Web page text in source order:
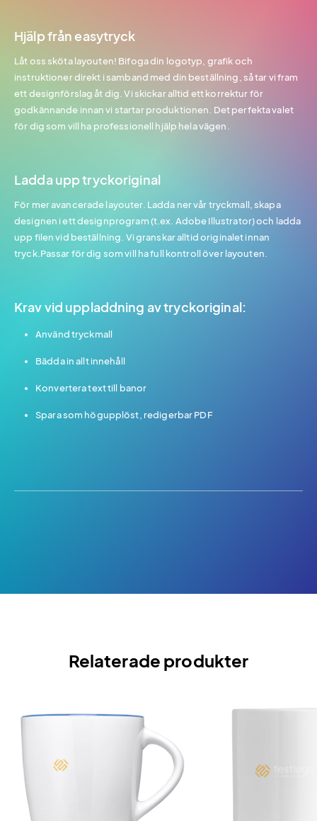
Hjälp från easytryck
Låt oss sköta layouten! Bifoga din logotyp, grafik och
instruktioner direkt i samband med din beställning, så tar vi fram
ett designförslag åt dig. Vi skickar alltid ett korrektur för
godkännande innan vi startar produktionen. Det perfekta valet
för dig som vill ha professionell hjälp hela vägen.
Ladda upp tryckoriginal
För mer avancerade layouter. Ladda ner vår tryckmall, skapa
designen i ett designprogram (t.ex. Adobe Illustrator) och ladda
upp filen vid beställning. Vi granskar alltid originalet innan
tryck.Passar för dig som vill ha full kontroll över layouten.
Krav vid uppladdning av tryckoriginal:
Använd tryckmall
Bädda in allt innehåll
Konvertera text till banor
Spara som högupplöst, redigerbar PDF
Relaterade produkter